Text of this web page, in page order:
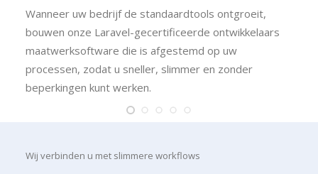
Wanneer uw bedrijf de standaardtools ontgroeit,
bouwen onze Laravel-gecertificeerde ontwikkelaars
maatwerksoftware die is afgestemd op uw
processen, zodat u sneller, slimmer en zonder
beperkingen kunt werken.
Wij verbinden u met slimmere workflows